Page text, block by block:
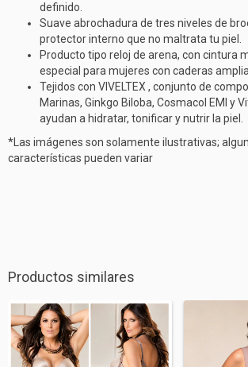
definido.
Suave abrochadura de tres niveles de
protector interno que no maltrata tu piel.
Producto tipo reloj de arena, con cintura
especial para mujeres con caderas
Tejidos con VIVELTEX , conjunto de
Marinas, Ginkgo Biloba, Cosmacol EMI y
ayudan a hidratar, tonificar y nutrir la piel.
*Las imágenes son solamente ilustrativas;
características pueden variar
Productos similares